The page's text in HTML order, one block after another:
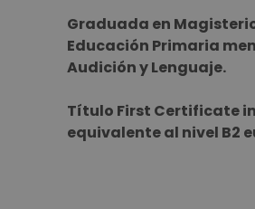
Graduada en
Educación Primaria
Audición y Lenguaje.
Título First Certificate
equivalente al nivel B2